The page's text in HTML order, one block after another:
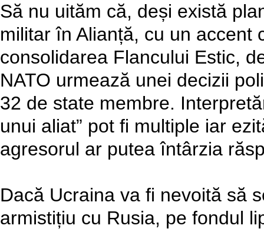
Să nu uităm că, deși există
militar în Alianță, cu un accent
consolidarea Flancului Estic,
NATO urmează unei decizii
32 de state membre.
unui aliat” pot fi multiple iar
agresorul ar putea întârzia
Dacă Ucraina va fi nevoită să
armistițiu cu Rusia, pe fondul